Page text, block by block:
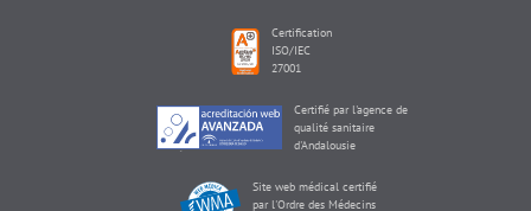
Certification
ISO/IEC
27001
Certifié par l'agence de
qualité sanitaire
d'Andalousie
Site web médical certifié
par l'Ordre des Médecins